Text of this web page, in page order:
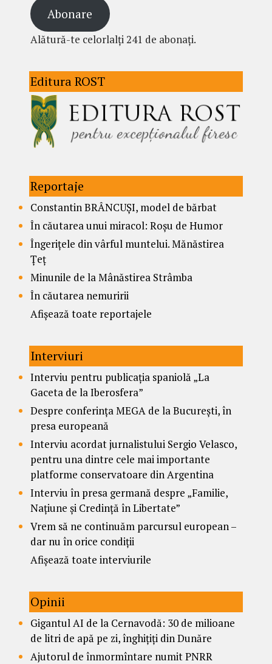
Abonare
Alătură-te celorlalți 241 de abonați.
Editura ROST
Reportaje
Constantin BRÂNCUȘI, model de bărbat
În căutarea unui miracol: Roșu de Humor
Îngerițele din vârful muntelui. Mănăstirea
Țeț
Minunile de la Mânăstirea Strâmba
În căutarea nemuririi
Afișează toate reportajele
Interviuri
Interviu pentru publicația spaniolă „La
Gaceta de la Iberosfera”
Despre conferința MEGA de la București, în
presa europeană
Interviu acordat jurnalistului Sergio Velasco,
pentru una dintre cele mai importante
platforme conservatoare din Argentina
Interviu în presa germană despre „Familie,
Națiune și Credință în Libertate”
Vrem să ne continuăm parcursul european –
dar nu în orice condiții
Afișează toate interviurile
Opinii
Gigantul AI de la Cernavodă: 30 de milioane
de litri de apă pe zi, înghițiți din Dunăre
Ajutorul de înmormîntare numit PNRR